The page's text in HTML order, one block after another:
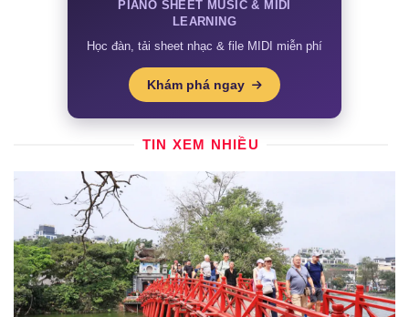
PIANO SHEET MUSIC & MIDI
LEARNING
Học đàn, tải sheet nhạc & file MIDI miễn phí
Khám phá ngay
TIN XEM NHIỀU